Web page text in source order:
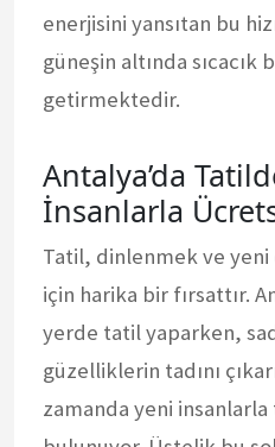
enerjisini yansıtan bu
güneşin altında
getirmektedir.
Antalya’da
İnsanlarla
Tatil, dinlenmek ve
için harika bir fırsattır.
yerde tatil yaparken,
güzelliklerin tadını
zamanda yeni insanlarla